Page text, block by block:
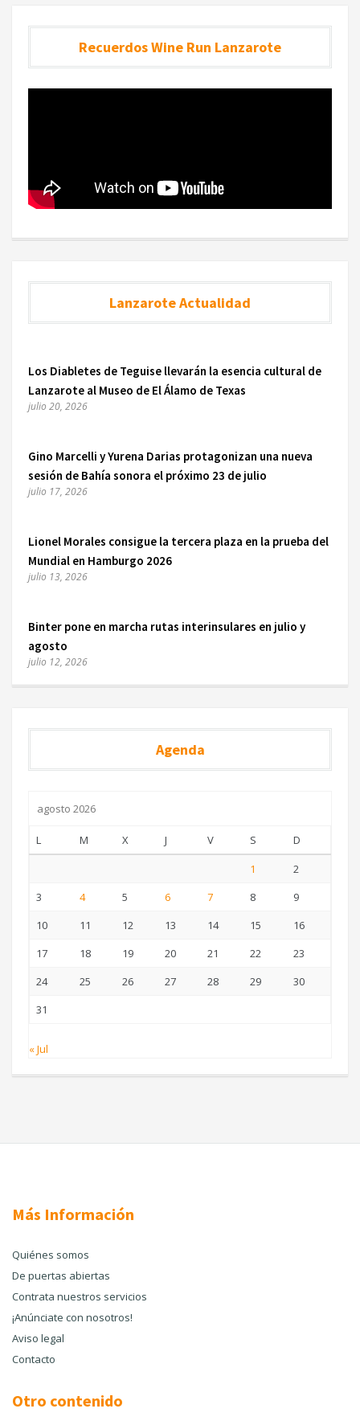
Recuerdos Wine Run Lanzarote
Lanzarote Actualidad
Los Diabletes de Teguise llevarán la esencia cultural de
Lanzarote al Museo de El Álamo de Texas
julio 20, 2026
Gino Marcelli y Yurena Darias protagonizan una nueva
sesión de Bahía sonora el próximo 23 de julio
julio 17, 2026
Lionel Morales consigue la tercera plaza en la prueba del
Mundial en Hamburgo 2026
julio 13, 2026
Binter pone en marcha rutas interinsulares en julio y
agosto
julio 12, 2026
Agenda
agosto 2026
L M X J V S
D
1
2
3
4 5 6 7 8
9
10
11 12 13 14 15
16
17
18 19 20 21 22
23
24
25 26 27 28 29
30
31
« Jul
Más Información
Quiénes somos
De puertas abiertas
Contrata nuestros servicios
¡Anúnciate con nosotros!
Aviso legal
Contacto
Otro contenido